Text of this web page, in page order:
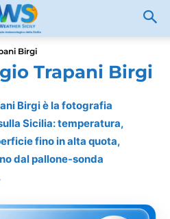
Birgi
Trapani Birgi
Birgi è la fotografia
Sicilia: temperatura,
fino in alta quota,
dal pallone-sonda